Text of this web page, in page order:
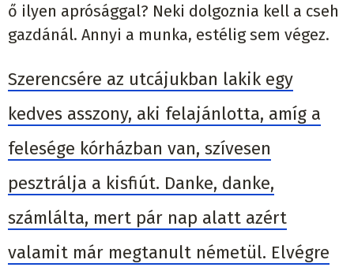
ő ilyen aprósággal? Neki dolgoznia kell a cseh
gazdánál. Annyi a munka, estélig sem végez.
Szerencsére az utcájukban lakik egy
kedves asszony, aki felajánlotta, amíg a
felesége kórházban van, szívesen
pesztrálja a kisfiút. Danke, danke,
számlálta, mert pár nap alatt azért
valamit már megtanult németül. Elvégre